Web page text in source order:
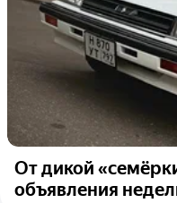
От дикой
объявления